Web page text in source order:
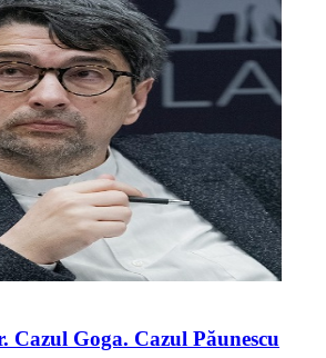
Cazul Goga. Cazul Păunescu